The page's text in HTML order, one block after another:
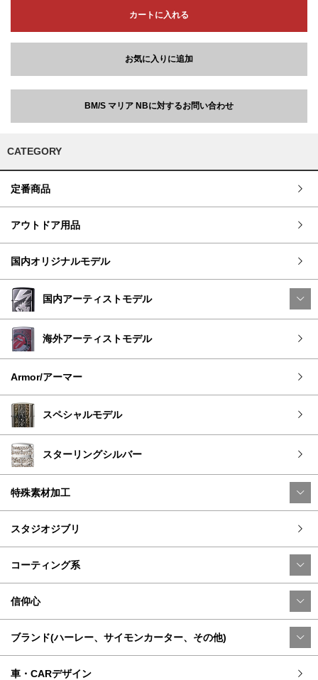
カートに入れる
お気に入りに追加
BM/S マリア NBに対するお問い合わせ
CATEGORY
定番商品
アウトドア用品
国内オリジナルモデル
国内アーティストモデル
海外アーティストモデル
Armor/アーマー
スペシャルモデル
スターリングシルバー
特殊素材加工
スタジオジブリ
コーティング系
信仰心
ブランド(ハーレー、サイモンカーター、その他)
車・CARデザイン